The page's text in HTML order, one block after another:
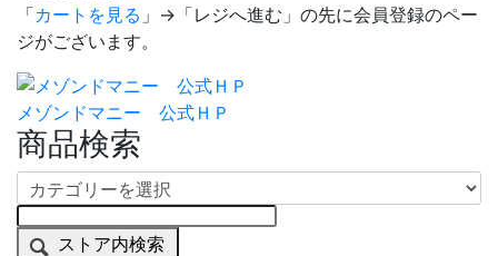
「カートを見る 」→「レジへ進む」の先に会員登録のペー
ジがございます。
メゾンドマニー 公式ＨＰ
商品検索
ストア内検索